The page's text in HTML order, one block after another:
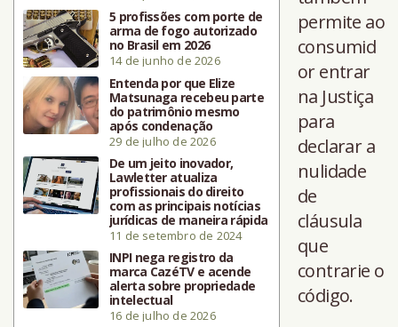
5 profissões com porte de
arma de fogo autorizado
no Brasil em 2026
14 de junho de 2026
Entenda por que Elize
Matsunaga recebeu parte
do patrimônio mesmo
após condenação
29 de julho de 2026
De um jeito inovador,
Lawletter atualiza
profissionais do direito
com as principais notícias
jurídicas de maneira rápida
11 de setembro de 2024
INPI nega registro da
marca CazéTV e acende
alerta sobre propriedade
intelectual
16 de julho de 2026
permite ao
consumid
or entrar
na Justiça
para
declarar a
nulidade
de
cláusula
que
contrarie o
código.